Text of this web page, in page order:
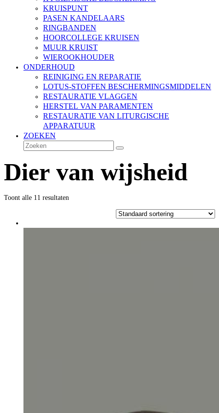
KRUISPUNT
PASEN KANDELAARS
RINGBANDEN
HOORCOLLEGE KRUISEN
MUUR KRUIST
WIEROOKHOUDER
ONDERHOUD
REINIGING EN REPARATIE
LOTUS-STOFFEN BESCHERMINGSMIDDELEN
RESTAURATIE VLAGGEN
HERSTEL VAN PARAMENTEN
RESTAURATIE VAN LITURGISCHE
APPARATUUR
ZOEKEN
Zoeken
Verzenden
Dier van wijsheid
Toont alle 11 resultaten